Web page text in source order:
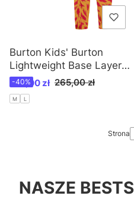
Burton Kids' Burton
Lightweight Base Layer
Set Fur Goldenrod /W25
Cena promocyjna
159,00 zł 265,00 zł
-40%
M L
Strona
NASZE